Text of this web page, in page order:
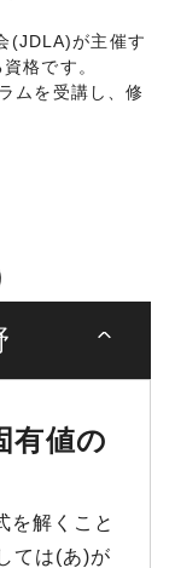
(JDLA)が主催す
格です。
ムを受講し、修
有値の
を解くこと
ては(あ)が